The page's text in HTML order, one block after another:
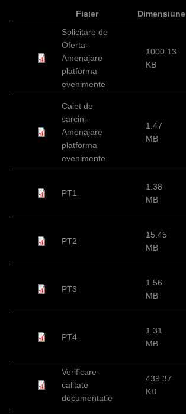
Fisier Dimensiune
Solicitare de
Oferta-
Amenajare
platforma
evenimente
1000.13
KB
Caiet de
sarcini-
Amenajare
platforma
evenimente
1.47
MB
PT1
1.38
MB
PT2
15.45
MB
PT3
1.56
MB
PT4
1.31
MB
Verificare
calitate
documentatie
439.37
KB